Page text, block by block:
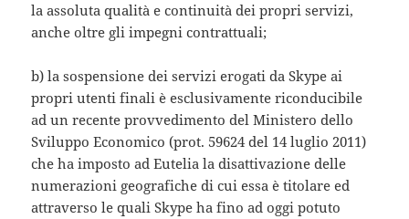
la assoluta qualità e continuità dei propri servizi,
anche oltre gli impegni contrattuali;
b) la sospensione dei servizi erogati da Skype ai
propri utenti finali è esclusivamente riconducibile
ad un recente provvedimento del Ministero dello
Sviluppo Economico (prot. 59624 del 14 luglio 2011)
che ha imposto ad Eutelia la disattivazione delle
numerazioni geografiche di cui essa è titolare ed
attraverso le quali Skype ha fino ad oggi potuto